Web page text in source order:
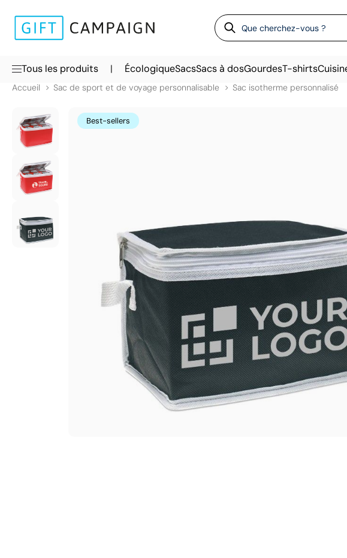
Tous les produits | ÉcologiqueSacsSacs à dosGourdesT-shirts
Accueil Sac de sport et de voyage personnalisable Sac isotherme personnalisé
Best-sellers